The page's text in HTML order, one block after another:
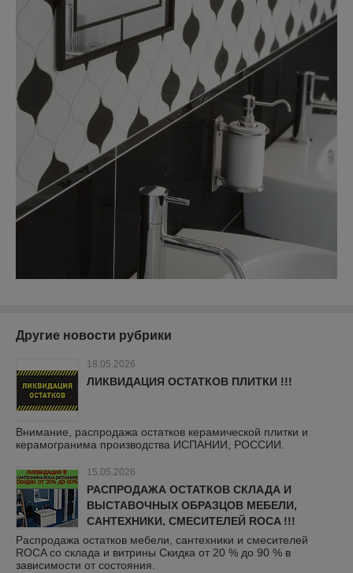
Другие новости рубрики
18.05.2026
ЛИКВИДАЦИЯ ОСТАТКОВ ПЛИТКИ !!!
Внимание, распродажа остатков керамической плитки и
керамогранима производства ИСПАНИИ, РОССИИ.
15.05.2026
РАСПРОДАЖА ОСТАТКОВ СКЛАДА И
ВЫСТАВОЧНЫХ ОБРАЗЦОВ МЕБЕЛИ,
САНТЕХНИКИ, СМЕСИТЕЛЕЙ ROCA !!!
Распродажа остатков мебели, сантехники и смесителей
ROCA со склада и витрины Скидка от 20 % до 90 % в
зависимости от состояния.